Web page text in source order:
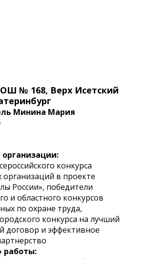
№ 168, Верх Исетский
Минина Мария
конкурса
в проекте
России», победители
и областного конкурсов
по охране труда,
конкурса на лучший
договор и эффективное
работы: